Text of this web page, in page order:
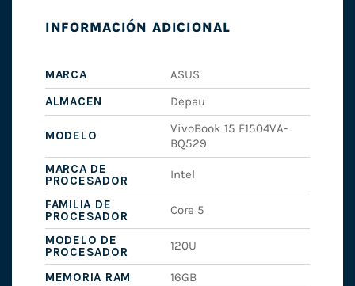
INFORMACIÓN ADICIONAL
MARCA
ASUS
ALMACEN
Depau
MODELO
VivoBook 15 F1504VA-
BQ529
MARCA DE
PROCESADOR
Intel
FAMILIA DE
PROCESADOR
Core 5
MODELO DE
PROCESADOR
120U
MEMORIA RAM
16GB